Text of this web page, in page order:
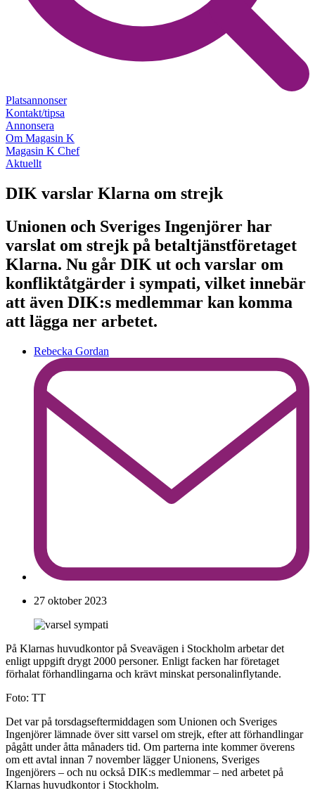
Platsannonser
Kontakt/tipsa
Annonsera
Om Magasin K
Magasin K Chef
Aktuellt
DIK varslar Klarna om strejk
Unionen och Sveriges Ingenjörer har
varslat om strejk på betaltjänstföretaget
Klarna. Nu går DIK ut och varslar om
konfliktåtgärder i sympati, vilket innebär
att även DIK:s medlemmar kan komma
att lägga ner arbetet.
Rebecka Gordan
27 oktober 2023
På Klarnas huvudkontor på Sveavägen i Stockholm arbetar det
enligt uppgift drygt 2000 personer. Enligt facken har företaget
förhalat förhandlingarna och krävt minskat personalinflytande.
Foto: TT
Det var på torsdagseftermiddagen som Unionen och Sveriges
Ingenjörer lämnade över sitt varsel om strejk, efter att förhandlingar
pågått under åtta månaders tid. Om parterna inte kommer överens
om ett avtal innan 7 november lägger Unionens, Sveriges
Ingenjörers – och nu också DIK:s medlemmar – ned arbetet på
Klarnas huvudkontor i Stockholm.